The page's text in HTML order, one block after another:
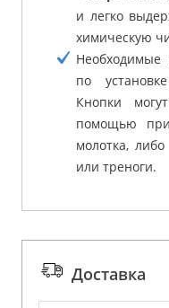
и легко
химическую
Необходимые
по
Кнопки
помощью
молотка,
или треноги.
Доставка